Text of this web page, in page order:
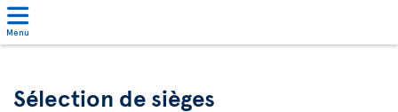
Menu
Sélection de sièges